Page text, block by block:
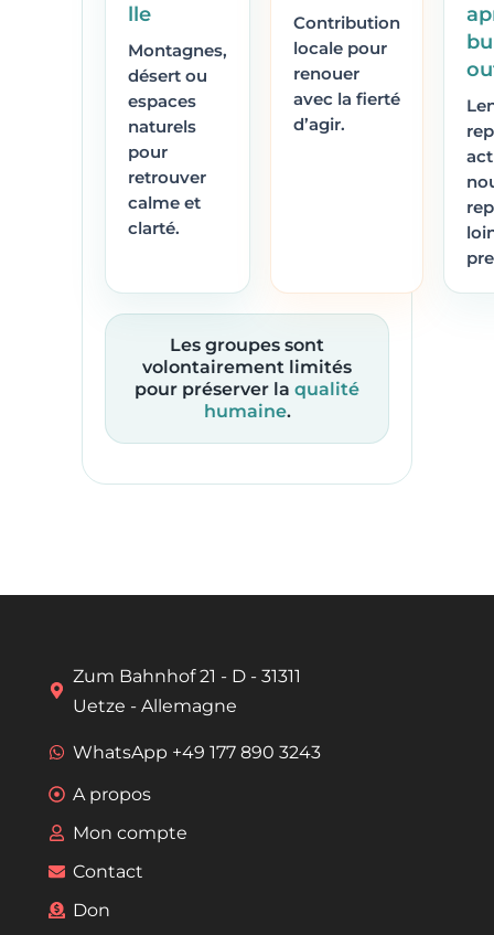
lle
Montagnes,
désert ou
espaces
naturels
pour
retrouver
calme et
clarté.
Contribution
locale pour
renouer
avec la fierté
d’agir.
Les groupes sont
volontairement limités
pour préserver la qualité
humaine.
Zum Bahnhof 21 - D - 31311
Uetze - Allemagne
WhatsApp +49 177 890 3243
A propos
Mon compte
Contact
Don